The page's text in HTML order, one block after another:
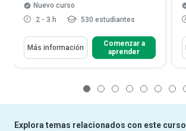
Nuevo curso
2 - 3 h
530 estudiantes
Más información
Comenzar a
aprender
Explora temas relacionados con este curso